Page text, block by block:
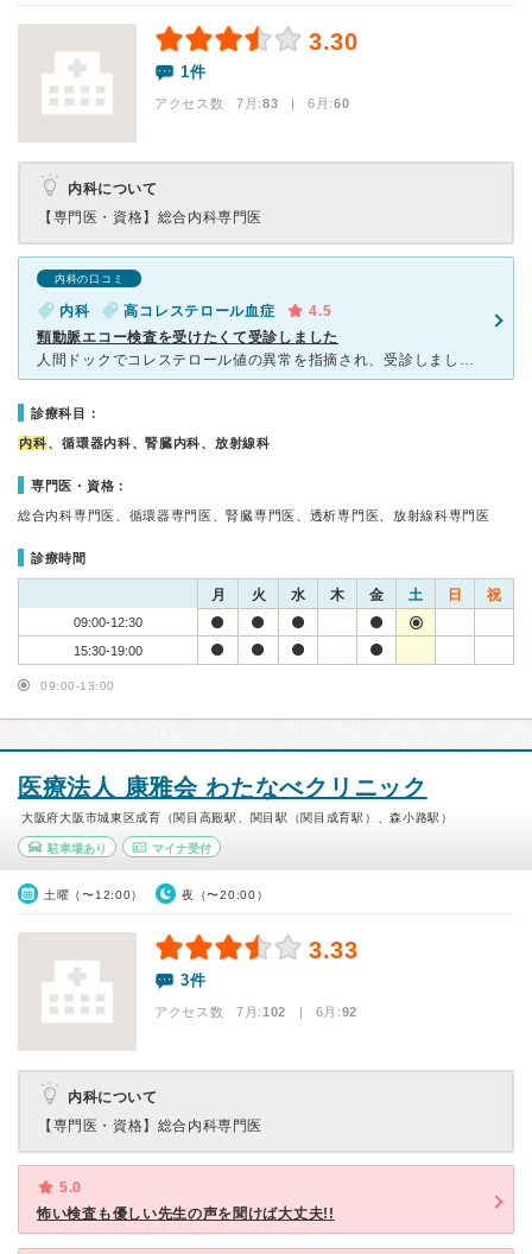
3.30
1件
アクセス数 7月:83 | 6月:60
内科について
【専門医・資格】 総合内科専門医
内科の口コミ
内科 高コレステロール血症
4.5
頸動脈エコー検査を受けたくて受診しました
人間ドックでコレステロール値の異常を指摘され、受診しました。 ホームページで頸動脈エコー検査を行っていることを知り、検査を目的に来院しました。 院内は比較的新しく、清潔感があります。待合室
診療科目：
内科、循環器内科、腎臓内科、放射線科
専門医・資格：
総合内科専門医、循環器専門医、腎臓専門医、透析専門医、放射線科専門医
診療時間
月 火 水 木 金 土 日 祝
09:00-12:30
15:30-19:00
09:00-13:00
医療法人 康雅会 わたなべクリニック
大阪府大阪市城東区成育（関目高殿駅、関目駅（関目成育駅）、森小路駅）
駐車場あり マイナ受付
土曜（〜12:00） 夜（〜20:00）
3.33
3件
アクセス数 7月:102 | 6月:92
内科について
【専門医・資格】 総合内科専門医
5.0
怖い検査も優しい先生の声を聞けば大丈夫!!